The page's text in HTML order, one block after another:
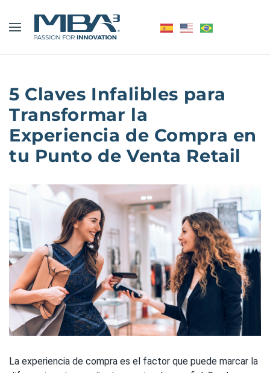
5 Claves Infalibles para
Transformar la
Experiencia de Compra en
tu Punto de Venta Retail
La experiencia de compra es el factor que puede marcar la